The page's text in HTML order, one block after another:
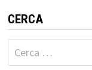
CERCA
Ricerca
per: